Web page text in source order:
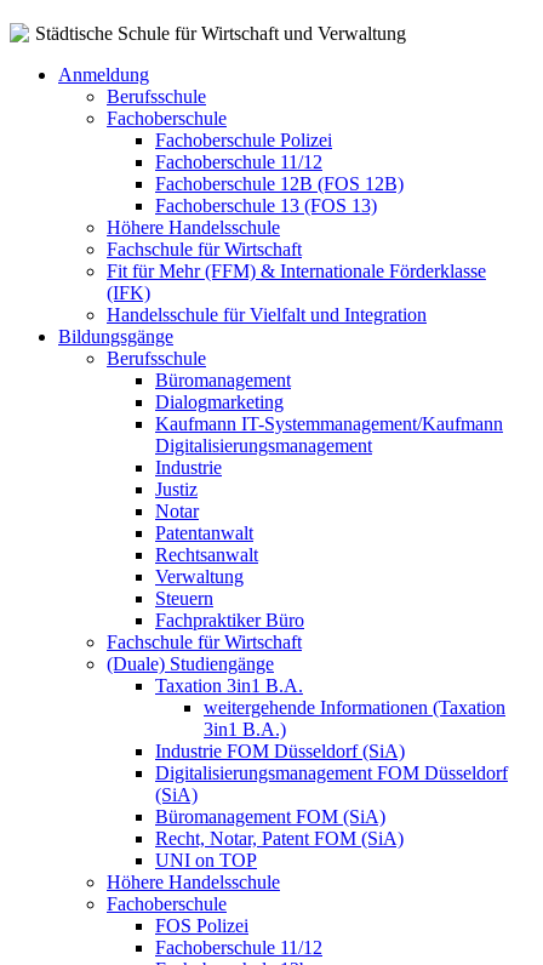
Städtische Schule für Wirtschaft und Verwaltung
Anmeldung
Berufsschule
Fachoberschule
Fachoberschule Polizei
Fachoberschule 11/12
Fachoberschule 12B (FOS 12B)
Fachoberschule 13 (FOS 13)
Höhere Handelsschule
Fachschule für Wirtschaft
Fit für Mehr (FFM) & Internationale Förderklasse
(IFK)
Handelsschule für Vielfalt und Integration
Bildungsgänge
Berufsschule
Büromanagement
Dialogmarketing
Kaufmann IT-Systemmanagement/Kaufmann
Digitalisierungsmanagement
Industrie
Justiz
Notar
Patentanwalt
Rechtsanwalt
Verwaltung
Steuern
Fachpraktiker Büro
Fachschule für Wirtschaft
(Duale) Studiengänge
Taxation 3in1 B.A.
weitergehende Informationen (Taxation
3in1 B.A.)
Industrie FOM Düsseldorf (SiA)
Digitalisierungsmanagement FOM Düsseldorf
(SiA)
Büromanagement FOM (SiA)
Recht, Notar, Patent FOM (SiA)
UNI on TOP
Höhere Handelsschule
Fachoberschule
FOS Polizei
Fachoberschule 11/12